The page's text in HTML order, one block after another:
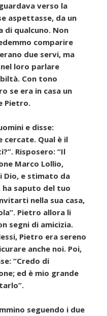
verso la
aspettasse, da un
di qualcuno. Non
comparire
due servi, ma
loro parlare
Con tono
se era in casa un
Pietro.
e disse:
cercate. Qual è il
Risposero: “Il
Marco Lollio,
e stimato da
saputo del tuo
nella sua casa,
Pietro allora li
segni di amicizia.
Pietro era sereno
anche noi. Poi,
“Credo di
ed è mio grande
seguendo i due